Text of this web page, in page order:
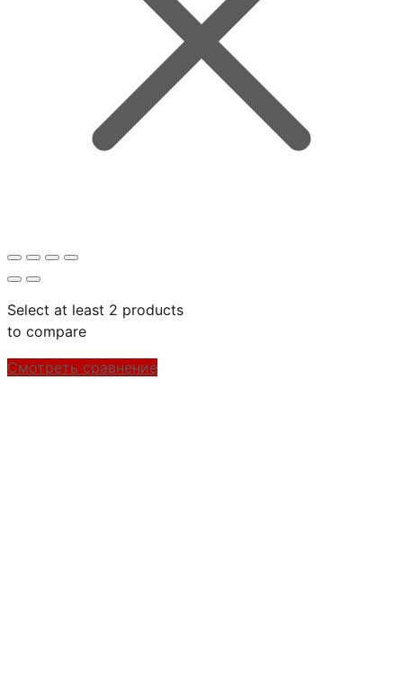
Select at least 2 products
to compare
Смотреть сравнение